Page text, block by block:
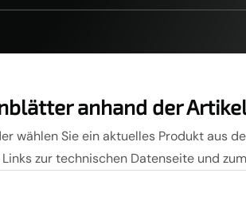
anhand der
wählen Sie ein aktuelles Produkt aus
zur technischen Datenseite und zum